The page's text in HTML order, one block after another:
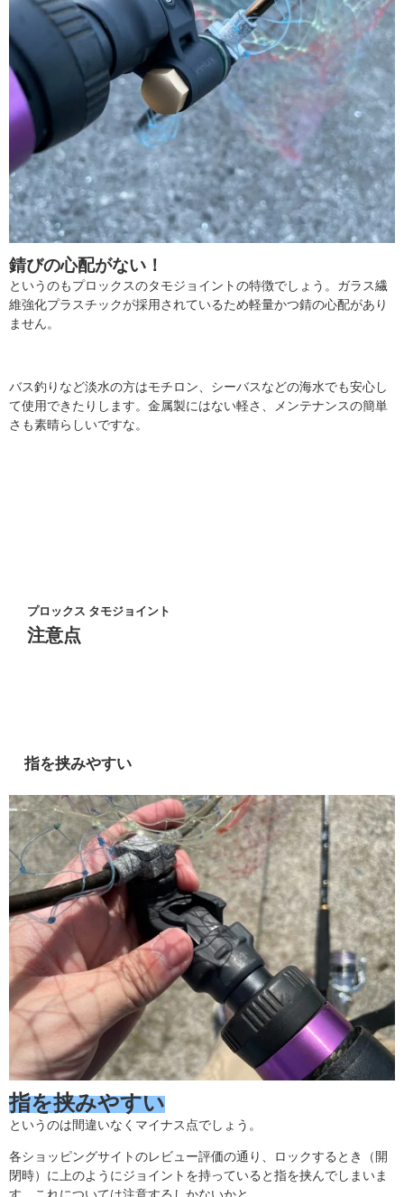
錆びの心配がない！
というのもプロックスのタモジョイントの特徴でしょう。ガラス繊
維強化プラスチックが採用されているため軽量かつ錆の心配があり
ません。
バス釣りなど淡水の方はモチロン、シーバスなどの海水でも安心し
て使用できたりします。金属製にはない軽さ、メンテナンスの簡単
さも素晴らしいですな。
プロックス タモジョイント
注意点
指を挟みやすい
指を挟みやすい
というのは間違いなくマイナス点でしょう。
各ショッピングサイトのレビュー評価の通り、ロックするとき（開
閉時）に上のようにジョイントを持っていると指を挟んでしまいま
す。これについては注意するしかないかと…。